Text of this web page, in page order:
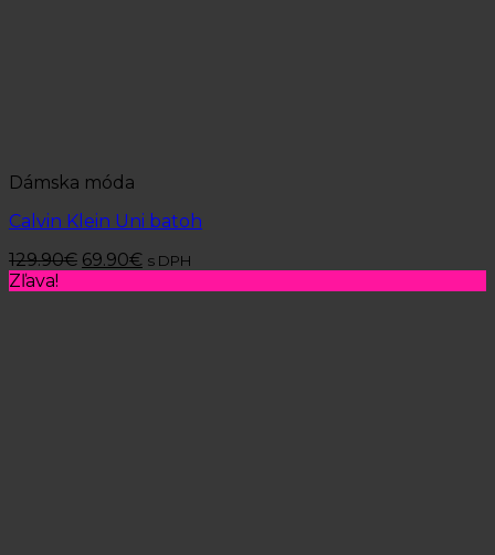
Dámska móda
Calvin Klein Uni batoh
129.90€ 69.90€ s DPH
Zľava!